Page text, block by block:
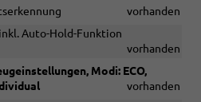
vorhanden
Auto-Hold-Funktion
vorhanden
Modi: ECO,
vorhanden